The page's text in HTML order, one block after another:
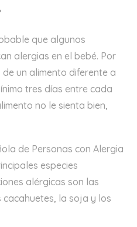
que algunos
alergias en el bebé. Por
un alimento diferente a
tres días entre cada
no le sienta bien,
de Personas con Alergia
especies
alérgicas son las
cacahuetes, la soja y los